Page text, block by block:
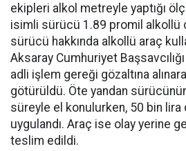
ekipleri alkol metreyle yaptığı
isimli sürücü 1.89 promil alkollü
sürücü hakkında alkollü araç
Aksaray Cumhuriyet
adli işlem gereği gözaltına
götürüldü. Öte yandan
süreyle el konulurken, 50 bin lira
uygulandı. Araç ise olay yerine
teslim edildi.